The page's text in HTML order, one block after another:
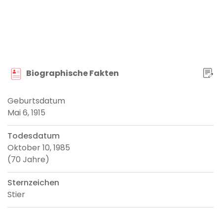
Biographische Fakten
Geburtsdatum
Mai 6, 1915
Todesdatum
Oktober 10, 1985
(70 Jahre)
Sternzeichen
Stier